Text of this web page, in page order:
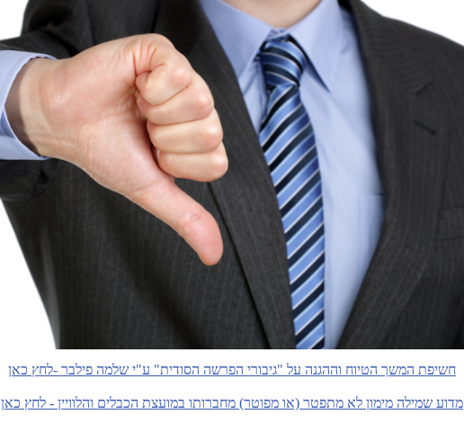
חשיפת המשך הטיוח וההגנה על "גיבורי הפרשה הסודית" ע"י שלמה פילבר -לחץ כאן
מדוע שמילה מימון לא מתפטר (או מפוטר) מחברותו במועצת הכבלים והלוויין - לחץ כאן